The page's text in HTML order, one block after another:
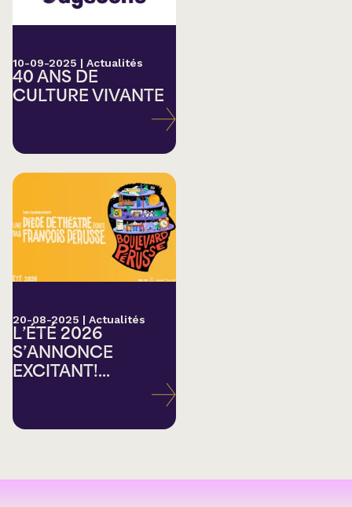
10-09-2025 | Actualités
40 ANS DE
CULTURE VIVANTE
20-08-2025 | Actualités
L’ÉTÉ 2026
S’ANNONCE
EXCITANT!...